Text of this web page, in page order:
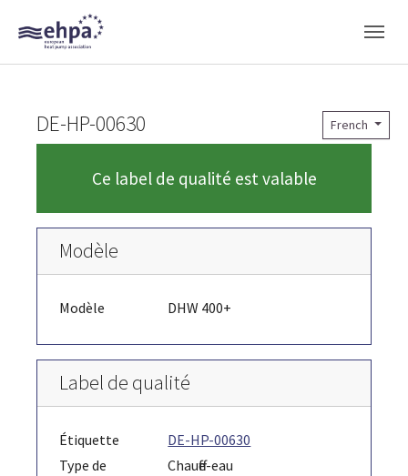
Skip to main navigation
Skip to main content
Skip to page footer
French
DE-HP-00630
Ce label de qualité est valable
Modèle
Modèle DHW 400+
Label de qualité
Étiquette
DE-HP-00630
Type de
Chauffe-eau